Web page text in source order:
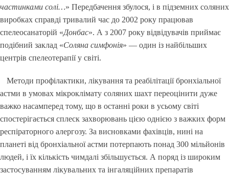
частинками солі…» Передбачення збулося, і в підземних соляних
виробках справді тривалий час до 2002 року працював
спелеосанаторій «Донбас». А з 2007 року відвідувачів приймає
подібний заклад «Соляна симфонія» — один із найбільших
центрів спелеотерапії у світі.
Методи профілактики, лікування та реабілітації бронхіальної
астми в умовах мікроклімату соляних шахт переоцінити дуже
важко насамперед тому, що в останні роки в усьому світі
спостерігається сплеск захворювань цією однією з важких форм
респіраторного алергозу. За висновками фахівців, нині на
планеті від бронхіальної астми потерпають понад 300 мільйонів
людей, і їх кількість чимдалі збільшується. А поряд із широким
застосуванням лікувальних та інгаляційних препаратів